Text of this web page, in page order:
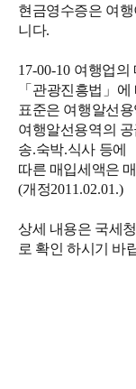
현금영수증은 여
니다.
17-00-10 여행업의
「 관광진흥법 」 에
표준은 여행알선
여행알선용역의
송.숙박.식사 등에
따른 매입세액은
(개정2011.02.01.)
상세 내용은 국세
로 확인 하시기 바